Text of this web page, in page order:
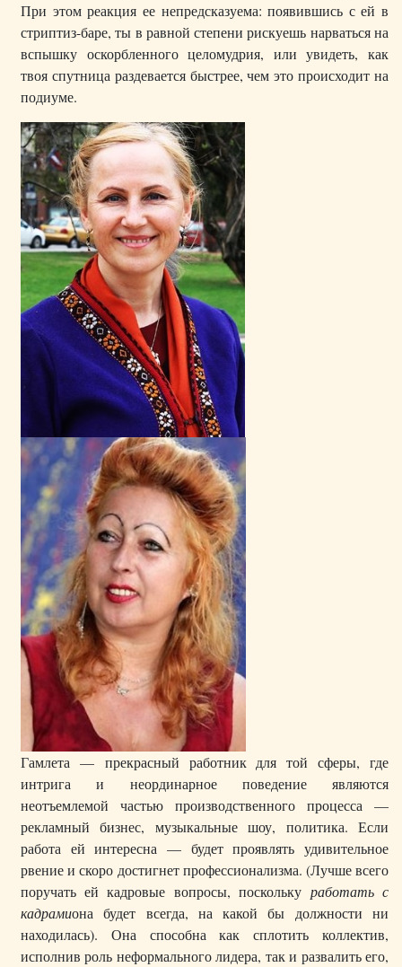
При этом реакция ее непредсказуема: появившись с ей в
стриптиз-баре, ты в равной степени рискуешь нарваться на
вспышку оскорбленного целомудрия, или увидеть, как
твоя спутница раздевается быстрее, чем это происходит на
подиуме.
Гамлета — прекрасный работник для той сферы, где
интрига и неординарное поведение являются
неотъемлемой частью производственного процесса —
рекламный бизнес, музыкальные шоу, политика. Если
работа ей интересна — будет проявлять удивительное
рвение и скоро достигнет профессионализма. (Лучше всего
поручать ей кадровые вопросы, поскольку работать с
кадрамиона будет всегда, на какой бы должности ни
находилась). Она способна как сплотить коллектив,
исполнив роль неформального лидера, так и развалить его,